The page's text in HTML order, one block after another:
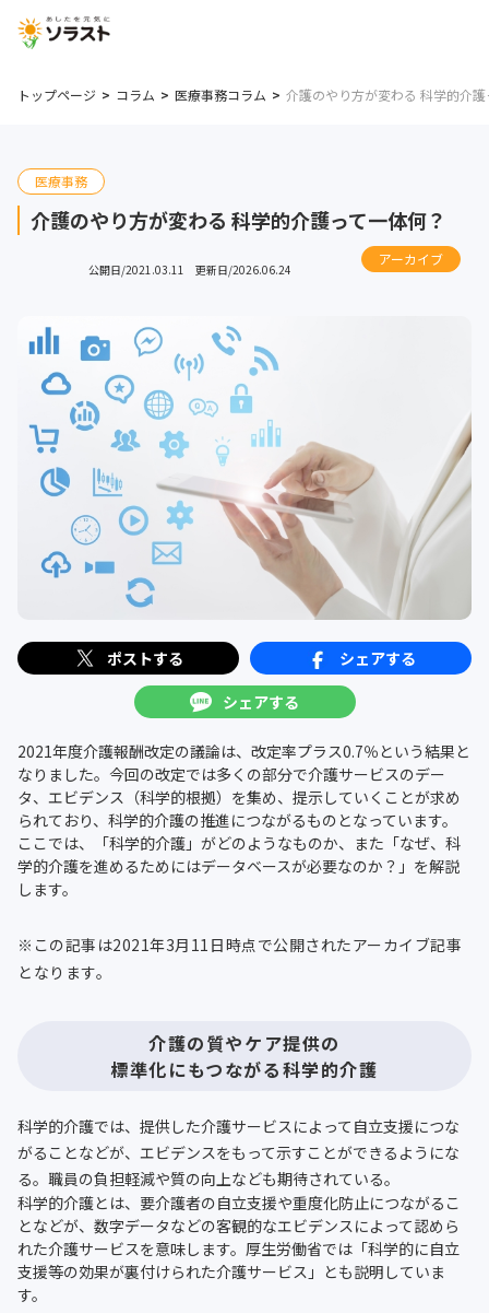
トップページ コラム 医療事務コラム 介護のやり方が変わる 科学的介
医療事務
介護のやり方が変わる 科学的介護って一体何？
公開日/2021.03.11 更新日/2026.06.24
アーカイブ
ポストする
シェアする
シェアする
2021年度介護報酬改定の議論は、改定率プラス0.7％という結果と
なりました。今回の改定では多くの部分で介護サービスのデー
タ、エビデンス（科学的根拠）を集め、提示していくことが求め
られており、科学的介護の推進につながるものとなっています。
ここでは、「科学的介護」がどのようなものか、また「なぜ、科
学的介護を進めるためにはデータベースが必要なのか？」を解説
します。
※この記事は2021年3月11日時点で公開されたアーカイブ記事
となります。
介護の質やケア提供の
標準化にもつながる科学的介護
科学的介護では、提供した介護サービスによって自立支援につな
がることなどが、エビデンスをもって示すことができるようにな
る。職員の負担軽減や質の向上なども期待されている。
科学的介護とは、要介護者の自立支援や重度化防止につながるこ
となどが、数字データなどの客観的なエビデンスによって認めら
れた介護サービスを意味します。厚生労働省では「科学的に自立
支援等の効果が裏付けられた介護サービス」とも説明していま
す。